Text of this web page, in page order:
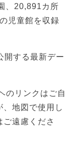
、20,891カ所
児童館を収録
開する最新デー
のリンクはご自
地図で使用し
遠慮くださ